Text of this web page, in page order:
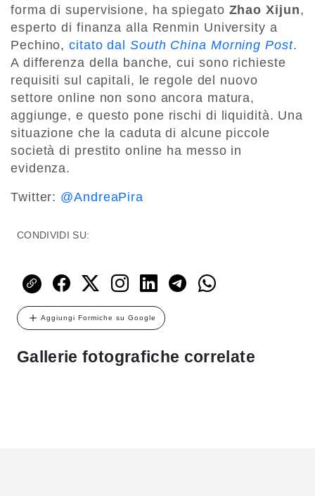
forma di supervisione, ha spiegato Zhao Xijun,
esperto di finanza alla Renmin University a
Pechino,citato dalSouth China Morning Post.
A differenza della banche, cui sono richieste
requisiti sul capitali, le regole del nuovo
settore online non sono ancora matura,
aggiunge, e questo pone rischi di liquidità. Una
situazione che la caduta di alcune piccole
società di prestito online ha messo in
evidenza.
Twitter: @AndreaPira
CONDIVIDI SU:
Aggiungi Formiche su Google
Gallerie fotografiche correlate